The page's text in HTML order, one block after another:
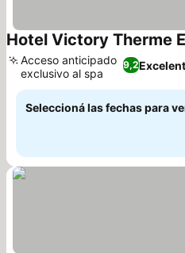
Hotel Victory Therme
9,2
Acceso anticipado
exclusivo al spa
Seleccioná las fechas para